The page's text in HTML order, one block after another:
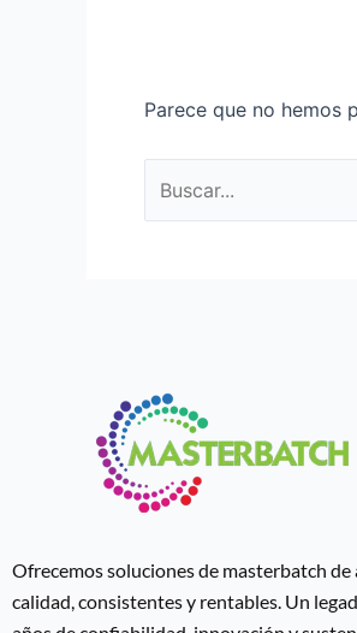
Parece que no hemos
Ofrecemos soluciones de masterbatch de
calidad, consistentes y rentables. Un